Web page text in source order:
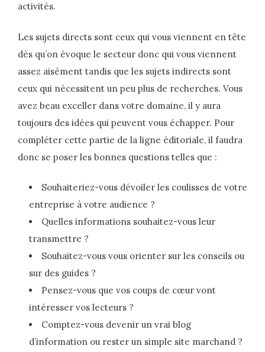
activités.
Les sujets directs sont ceux qui vous viennent en tête
dès qu’on évoque le secteur donc qui vous viennent
assez aisément tandis que les sujets indirects sont
ceux qui nécessitent un peu plus de recherches. Vous
avez beau exceller dans votre domaine, il y aura
toujours des idées qui peuvent vous échapper. Pour
compléter cette partie de la ligne éditoriale, il faudra
donc se poser les bonnes questions telles que :
Souhaiteriez-vous dévoiler les coulisses de votre
entreprise à votre audience ?
Quelles informations souhaitez-vous leur
transmettre ?
Souhaitez-vous vous orienter sur les conseils ou
sur des guides ?
Pensez-vous que vos coups de cœur vont
intéresser vos lecteurs ?
Comptez-vous devenir un vrai blog
d’information ou rester un simple site marchand ?